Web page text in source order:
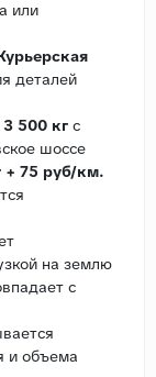
или
деталей
500 кг с
шоссе
+ 75 руб/км.
на землю
с
и объема